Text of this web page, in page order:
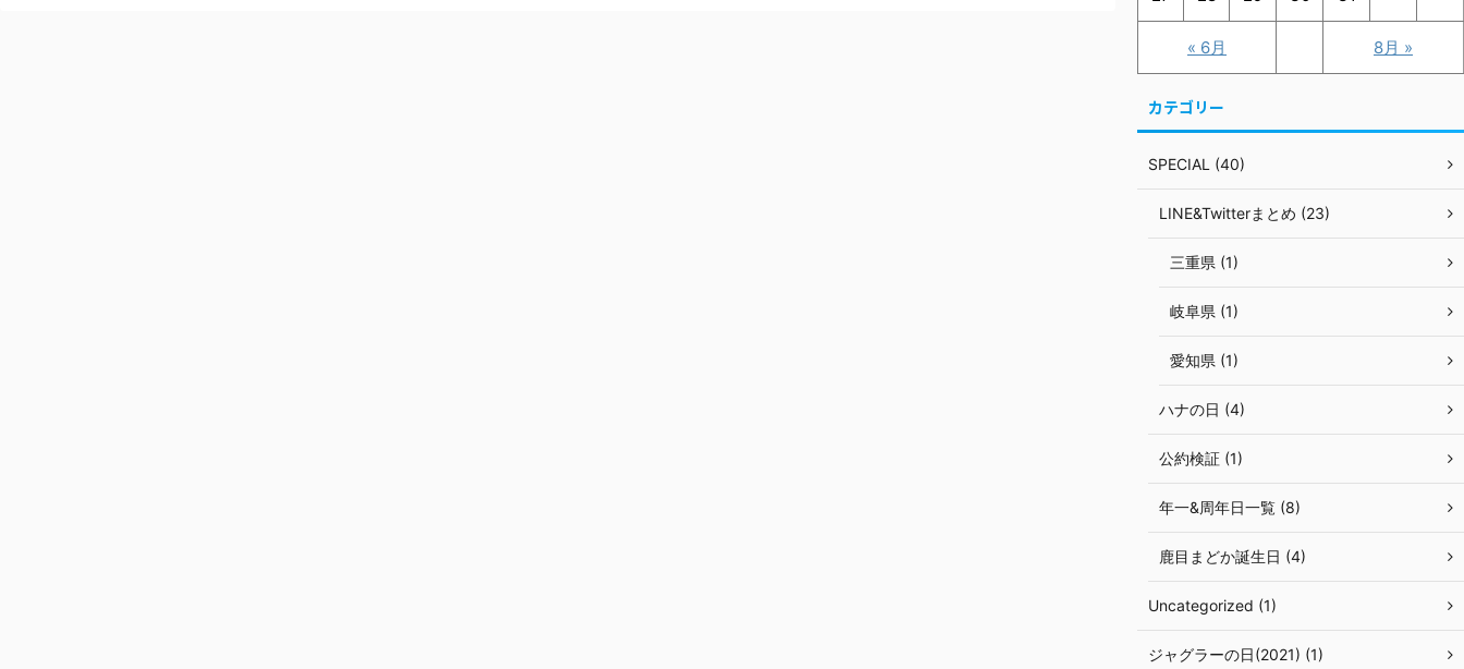
« 6月 8月 »
カテゴリー
SPECIAL (40)
LINE&Twitterまとめ (23)
三重県 (1)
岐阜県 (1)
愛知県 (1)
ハナの日 (4)
公約検証 (1)
年一&周年日一覧 (8)
鹿目まどか誕生日 (4)
Uncategorized (1)
ジャグラーの日(2021) (1)